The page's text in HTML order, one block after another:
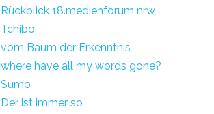
Rückblick 18.medienforum nrw
Tchibo
vom Baum der Erkenntnis
where have all my words gone?
Sumo
Der ist immer so